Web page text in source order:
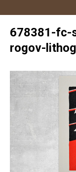
678381-fc-
rogov-